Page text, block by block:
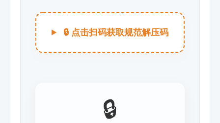
🔒 点击扫码获取规范解压码
🔒